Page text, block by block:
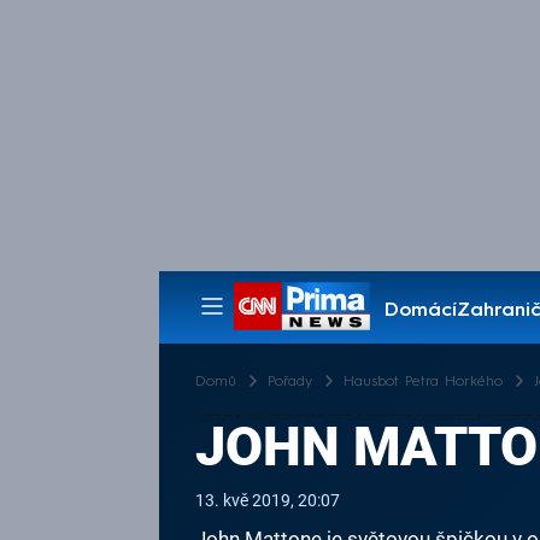
Domácí
Pořady
Domů Pořady Hausbot Petra Horkého
JOHN
13. kvě 2019, 20:07